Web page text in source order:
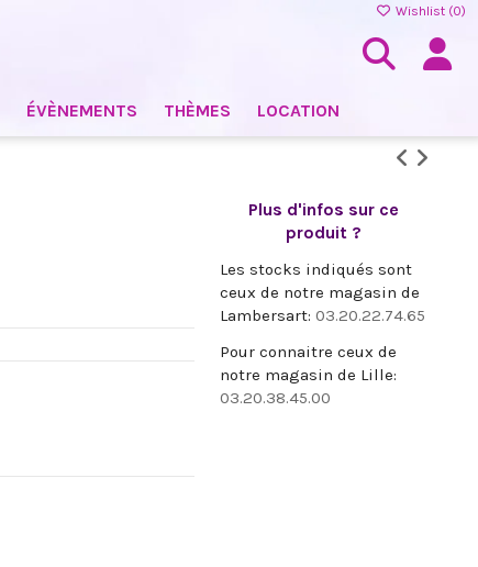
Wishlist (0)
ÉVÈNEMENTS THÈMES LOCATION
Plus d'infos sur ce
produit ?
Les stocks indiqués sont
ceux de notre magasin de
Lambersart: 03.20.22.74.65
Pour connaitre ceux de
notre magasin de Lille:
03.20.38.45.00